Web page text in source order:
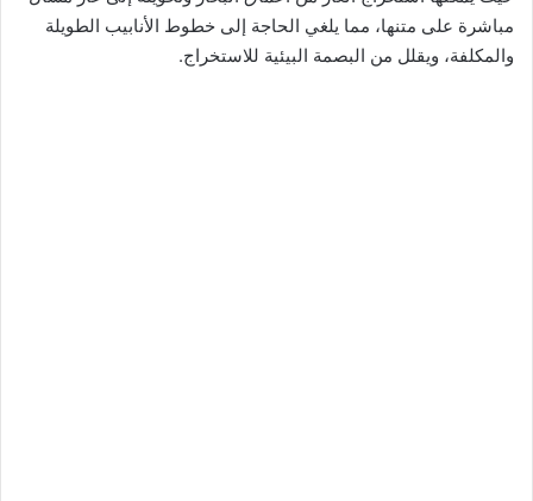
مباشرة على متنها، مما يلغي الحاجة إلى خطوط الأنابيب الطويلة
والمكلفة، ويقلل من البصمة البيئية للاستخراج.